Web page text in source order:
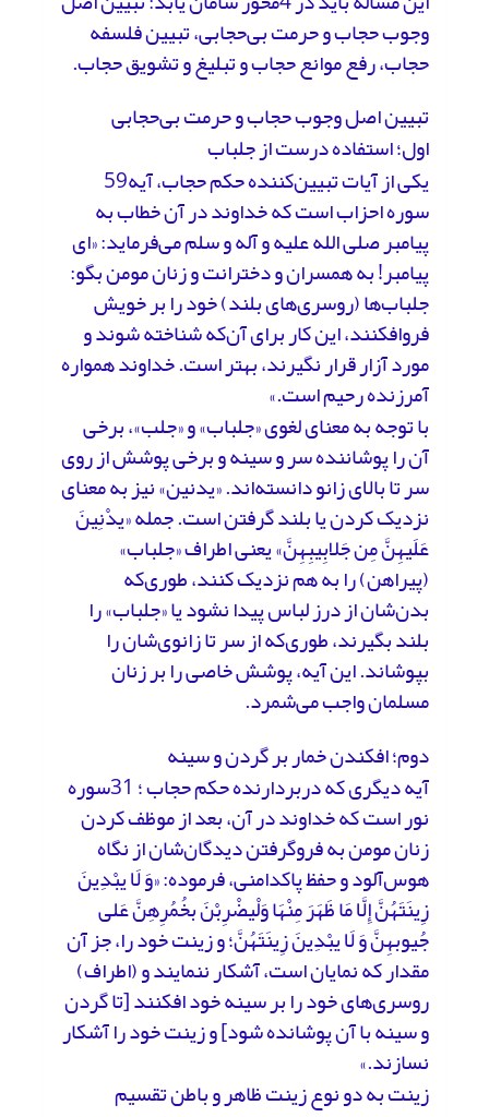
وجوب حجاب و حرمت بی‌حجابی، تبیین فلسفه
حجاب،‌ رفع موانع حجاب و تبلیغ و تشویق حجاب.
تبیین اصل وجوب حجاب و حرمت بی‌حجابی
اول؛ استفاده درست از جلباب
یکی از آیات تبیین‌کننده حکم حجاب، آیه59
سوره احزاب است که خداوند در آن خطاب به
پیامبر صلی الله علیه و آله و سلم می‌فرماید: «ای
پیامبر! به همسران و دخترانت و زنان مومن بگو:
جلباب‌ها (روسری‌های بلند) خود را بر خویش
فروافکنند، این کار برای آن‌که شناخته شوند و
مورد آزار قرار نگیرند، بهتر است. خداوند همواره
آمرزنده رحیم است.»
با توجه به معنای لغوی «جلباب» و «جلب»، برخی
آن را پوشاننده سر و سینه و برخی پوشش از روی
سر تا بالای زانو دانسته‌اند. «یدنین» نیز به معنای
نزدیک‌ کردن یا بلند گرفتن است. جمله «یدْنِینَ
عَلَیهِنَّ مِن جَلابِیبِهِنَّ» یعنی اطراف «جلباب»
(پیراهن) را به هم نزدیک کنند، طوری‌که
بدن‌شان از درز لباس پیدا نشود یا «جلباب» را
بلند بگیرند، طوری‌که از سر تا زانوی‌شان را
بپوشاند. این آیه، پوشش خاصی را بر زنان
مسلمان واجب می‌شمرد.
دوم؛ افکندن خمار بر گردن و سینه
آیه دیگری که دربردارنده حکم حجاب ؛ 31سوره
نور است که خداوند در آن، بعد از موظف ‌کردن
زنان مومن به فروگرفتن دیدگان‌شان از نگاه
هوس‌آلود و حفظ پاکدامنی، فرموده: «وَ لَا یبْدِینَ
زِینَتَهُنَّ إِلَّا مَا ظَهَرَ مِنْهَا وَلْیضْرِبْنَ بخُمُرِهِنَّ عَلی
جُیوبهِنَّ وَ لَا یبْدِینَ زِینَتَهُنَّ؛ و زینت خود را، جز آن
مقدار که نمایان است، آشکار ننمایند و (اطراف)
روسری‌های خود را بر سینه خود افکنند [تا گردن
و سینه با آن پوشانده شود] و زینت خود را آشکار
نسازند.»
زینت به دو نوع زینت ظاهر و باطن تقسیم